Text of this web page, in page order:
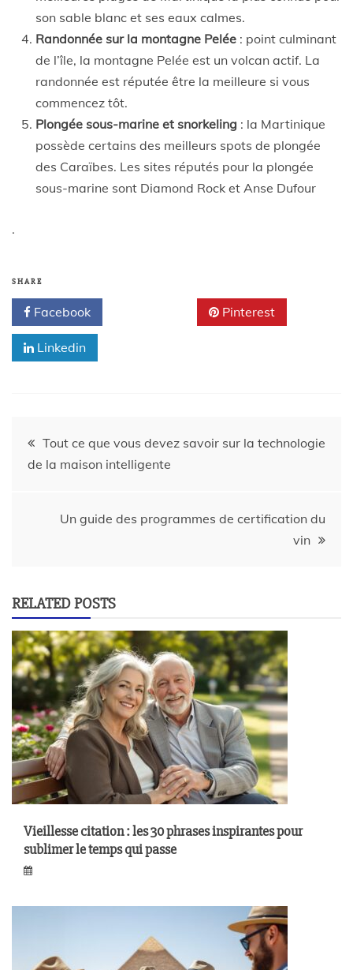
son sable blanc et ses eaux calmes.
Randonnée sur la montagne Pelée : point culminant
de l’île, la montagne Pelée est un volcan actif. La
randonnée est réputée être la meilleure si vous
commencez tôt.
Plongée sous-marine et snorkeling : la Martinique
possède certains des meilleurs spots de plongée
des Caraïbes. Les sites réputés pour la plongée
sous-marine sont Diamond Rock et Anse Dufour
.
SHARE
Facebook Pinterest
Linkedin
Tout ce que vous devez savoir sur la technologie
de la maison intelligente
Un guide des programmes de certification du
vin
RELATED POSTS
Vieillesse citation : les 30 phrases inspirantes pour
sublimer le temps qui passe